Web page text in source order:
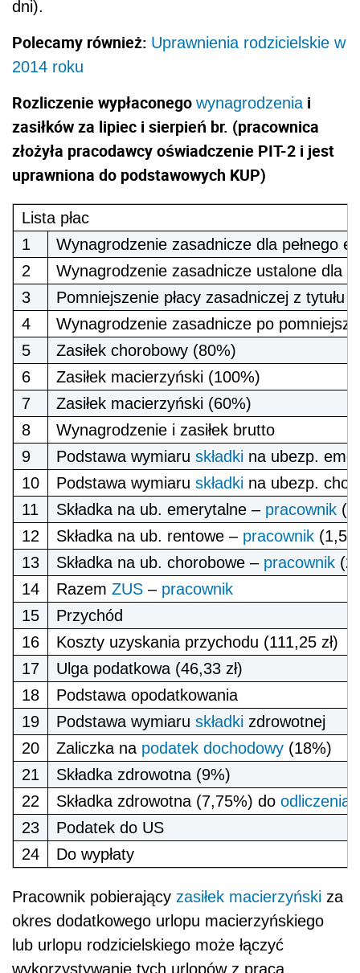
dni).
Polecamy również: Uprawnienia rodzicielskie w
2014 roku
Rozliczenie wypłaconego wynagrodzeniai
zasiłków za lipiec i sierpień br. (pracownica
złożyła pracodawcy oświadczenie PIT-2 i jest
uprawniona do podstawowych KUP)
Lista płac
1
Wynagrodzenie zasadnicze dla pełnego
2
Wynagrodzenie zasadnicze ustalone dla
3
Pomniejszenie płacy zasadniczej z tytułu
4
Wynagrodzenie zasadnicze po
5
Zasiłek chorobowy (80%)
6
Zasiłek macierzyński (100%)
7
Zasiłek macierzyński (60%)
8
Wynagrodzenie i zasiłek brutto
9
Podstawa wymiaru składki na ubezp.
10
Podstawa wymiaru składki na ubezp.
11
Składka na ub. emerytalne – pracownik
12
Składka na ub. rentowe – pracownik
13
Składka na ub. chorobowe – pracownik
14
Razem ZUS – pracownik
15
Przychód
16
Koszty uzyskania przychodu (111,25 zł)
17
Ulga podatkowa (46,33 zł)
18
Podstawa opodatkowania
19
Podstawa wymiaru składki zdrowotnej
20
Zaliczka na podatek dochodowy (18%)
21
Składka zdrowotna (9%)
22
Składka zdrowotna (7,75%) do odliczenia
23
Podatek do US
24
Do wypłaty
Pracownik pobierający zasiłek macierzyński za
okres dodatkowego urlopu macierzyńskiego
lub urlopu rodzicielskiego może łączyć
wykorzystywanie tych urlopów z pracą